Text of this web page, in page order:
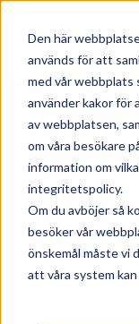
Den här
används för att
med vår webbplats
använder kakor för
av webbplatsen,
om våra besökare
information om
integritetspolicy.
Om du avböjer så
besöker vår
önskemål måste vi
att våra system
Nyhetsartiklar
Här kan
våra
Det finns